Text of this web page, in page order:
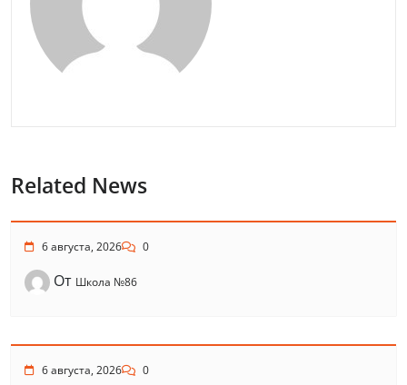
Related News
6 августа, 2026 0
От Школа №86
6 августа, 2026 0